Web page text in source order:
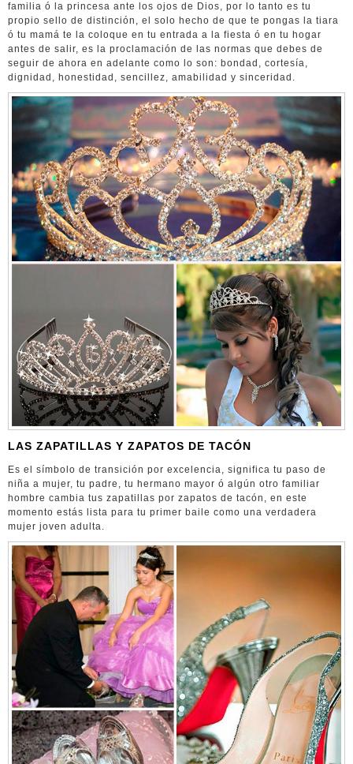
familia ó la princesa ante los ojos de Dios, por lo tanto es tu
propio sello de distinción, el solo hecho de que te pongas la tiara
ó tu mamá te la coloque en tu entrada a la fiesta ó en tu hogar
antes de salir, es la proclamación de las normas que debes de
seguir de ahora en adelante como lo son: bondad, cortesía,
dignidad, honestidad, sencillez, amabilidad y sinceridad.
LAS ZAPATILLAS Y ZAPATOS DE TACÓN
Es el símbolo de transición por excelencia, significa tu paso de
niña a mujer, tu padre, tu hermano mayor ó algún otro familiar
hombre cambia tus zapatillas por zapatos de tacón, en este
momento estás lista para tu primer baile como una verdadera
mujer joven adulta.